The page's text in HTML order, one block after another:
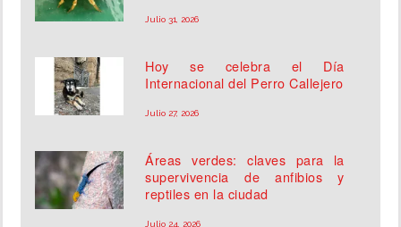
Julio 31, 2026
Hoy se celebra el Día
Internacional del Perro Callejero
Julio 27, 2026
Áreas verdes: claves para la
supervivencia de anfibios y
reptiles en la ciudad
Julio 24, 2026